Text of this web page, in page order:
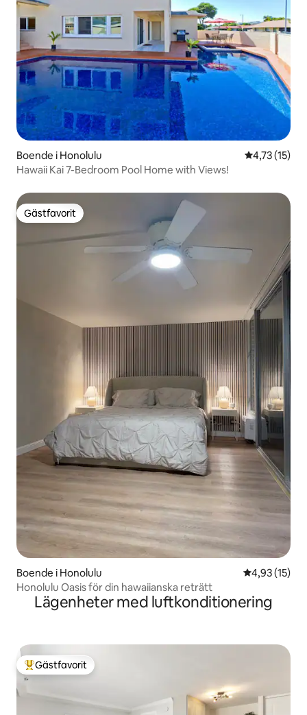
Boende i Honolulu 4,73 av 5 i
4,73 (15)
Hawaii Kai 7-Bedroom Pool Home with Views!
Gästfavorit
Gästfavorit
Boende i Honolulu 4,93 av 5 i
4,93 (15)
Honolulu Oasis för din hawaiianska reträtt
Lägenheter med luftkonditionering
Populär gästfavorit
Gästfavorit